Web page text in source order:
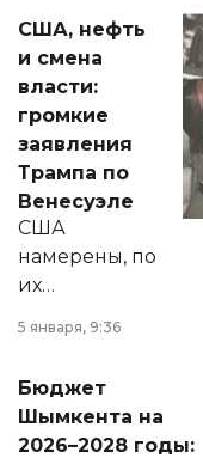
актуальных тем —
от слухов о
политических
реформах до
вопросов армии,
экономики и
личного
США, нефть
и смена
власти:
громкие
заявления
Трампа по
Венесуэле
США
намерены, по
их
принести
народу
Венесуэлы.
5 января, 9:36
Бюджет
Шымкента на
2026–2028 годы: